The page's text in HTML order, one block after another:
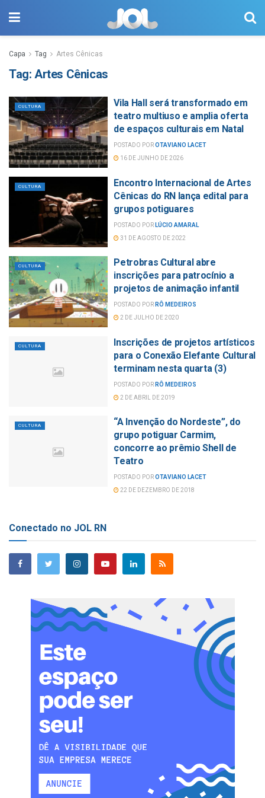
Capa Tag Artes Cênicas
Tag: Artes Cênicas
CULTURA
Vila Hall será transformado em
teatro multiuso e amplia oferta
de espaços culturais em Natal
POSTADO POROTAVIANO LACET
16 DE JUNHO DE 2026
CULTURA
Encontro Internacional de Artes
Cênicas do RN lança edital para
grupos potiguares
POSTADO POR LÚCIO AMARAL
31 DE AGOSTO DE 2022
CULTURA
Petrobras Cultural abre
inscrições para patrocínio a
projetos de animação infantil
POSTADO POR RÔ MEDEIROS
2 DE JULHO DE 2020
CULTURA
Inscrições de projetos artísticos
para o Conexão Elefante Cultural
terminam nesta quarta (3)
POSTADO POR RÔ MEDEIROS
2 DE ABRIL DE 2019
CULTURA
“A Invenção do Nordeste”, do
grupo potiguar Carmim,
concorre ao prêmio Shell de
Teatro
POSTADO POROTAVIANO LACET
22 DE DEZEMBRO DE 2018
Conectado no JOL RN